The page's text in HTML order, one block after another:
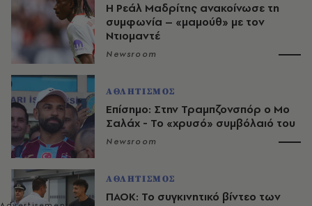
Η Ρεάλ Μαδρίτης ανακοίνωσε τη
συμφωνία – «μαμούθ» με τον
Ντιομαντέ
Newsroom
ΑΘΛΗΤΙΣΜΟΣ
Επίσημο: Στην Τραμπζονσπόρ ο Μο
Σαλάχ - Το «χρυσό» συμβόλαιό του
Newsroom
ΑΘΛΗΤΙΣΜΟΣ
ΠΑΟΚ: Το συγκινητικό βίντεο των